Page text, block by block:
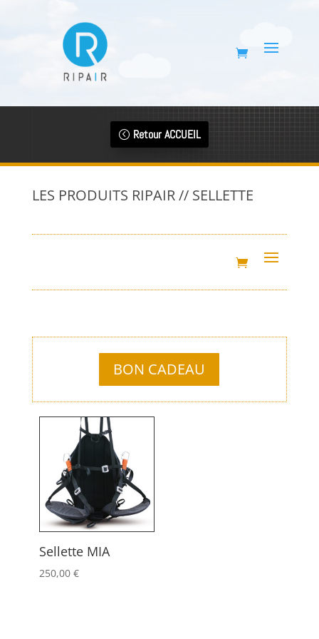
Retour ACCUEIL
LES PRODUITS RIPAIR // SELLETTE
BON CADEAU
Sellette MIA
250,00 €